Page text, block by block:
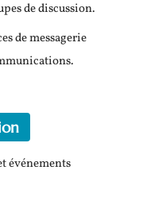
de discussion.
de messagerie
événements